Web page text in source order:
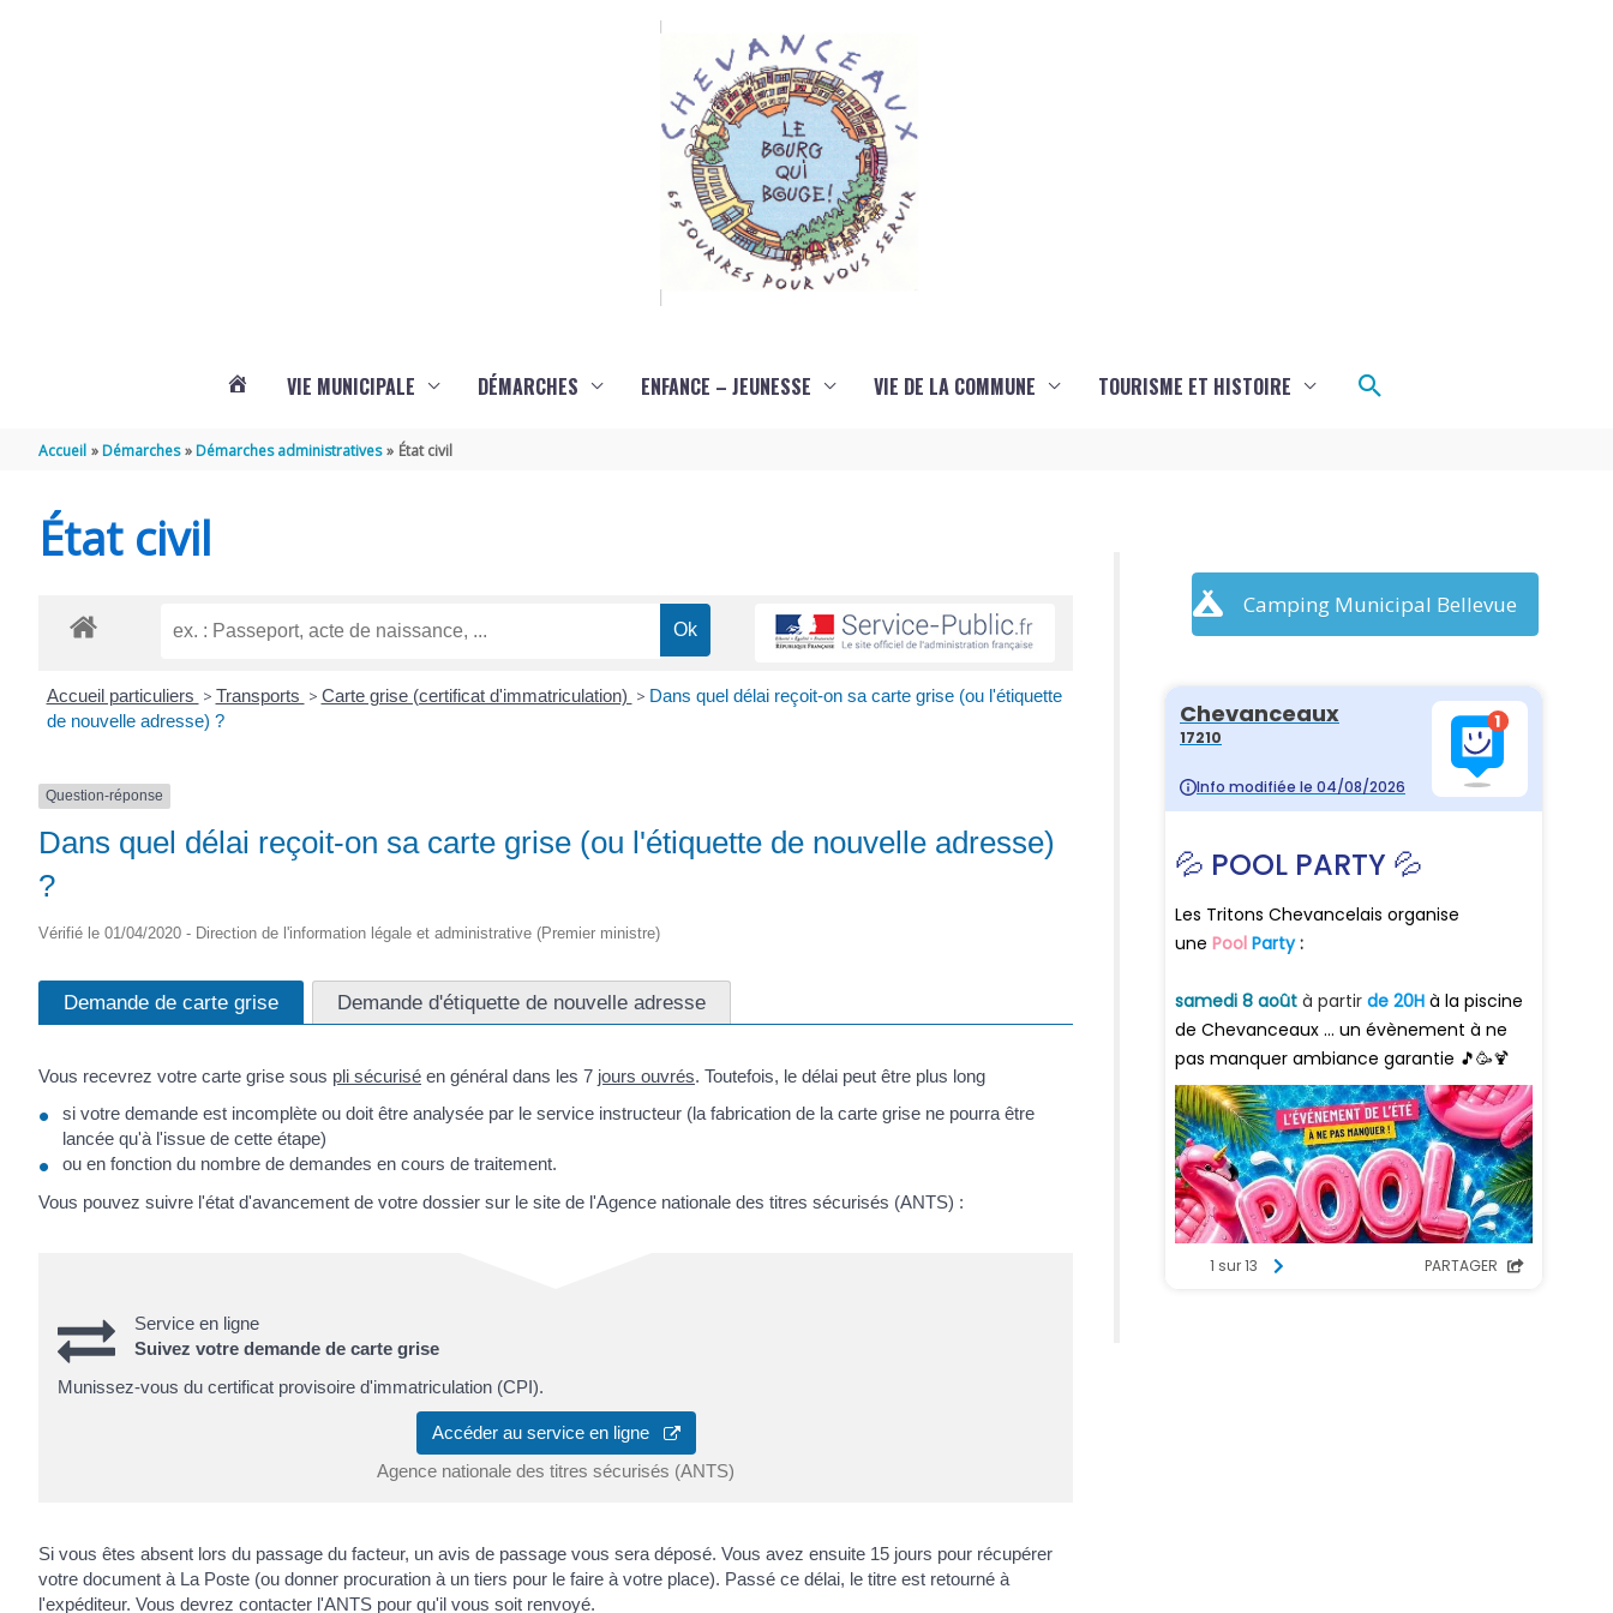
VIE MUNICIPALE DÉMARCHES ENFANCE – JEUNESSE VIE DE LA COMMUNE TOURISME ET HISTOIRE Rechercher
Accueil Démarches Démarches administratives État civil
État civil
Accueil particuliers > Transports > Carte grise (certificat d'immatriculation) > Dans quel délai reçoit-on sa carte grise (ou l'étiquette
de nouvelle adresse) ?
Question-réponse
Dans quel délai reçoit-on sa carte grise (ou l'étiquette de nouvelle adresse)
?
Vérifié le 01/04/2020 - Direction de l'information légale et administrative (Premier ministre)
Demande de carte grise Demande d'étiquette de nouvelle adresse
Vous recevrez votre carte grise sous pli sécurisé en général dans les 7 jours ouvrés. Toutefois, le délai peut être plus long
si votre demande est incomplète ou doit être analysée par le service instructeur (la fabrication de la carte grise ne pourra être
lancée qu'à l'issue de cette étape)
ou en fonction du nombre de demandes en cours de traitement.
Vous pouvez suivre l'état d'avancement de votre dossier sur le site de l'Agence nationale des titres sécurisés (ANTS) :
Service en ligne
Suivez votre demande de carte grise
Munissez-vous du certificat provisoire d'immatriculation (CPI).
Accéder au service en ligne
Agence nationale des titres sécurisés (ANTS)
Si vous êtes absent lors du passage du facteur, un avis de passage vous sera déposé. Vous avez ensuite 15 jours pour récupérer
votre document à La Poste (ou donner procuration à un tiers pour le faire à votre place). Passé ce délai, le titre est retourné à
l'expéditeur. Vous devrez contacter l'ANTS pour qu'il vous soit renvoyé.
Camping Municipal Bellevue